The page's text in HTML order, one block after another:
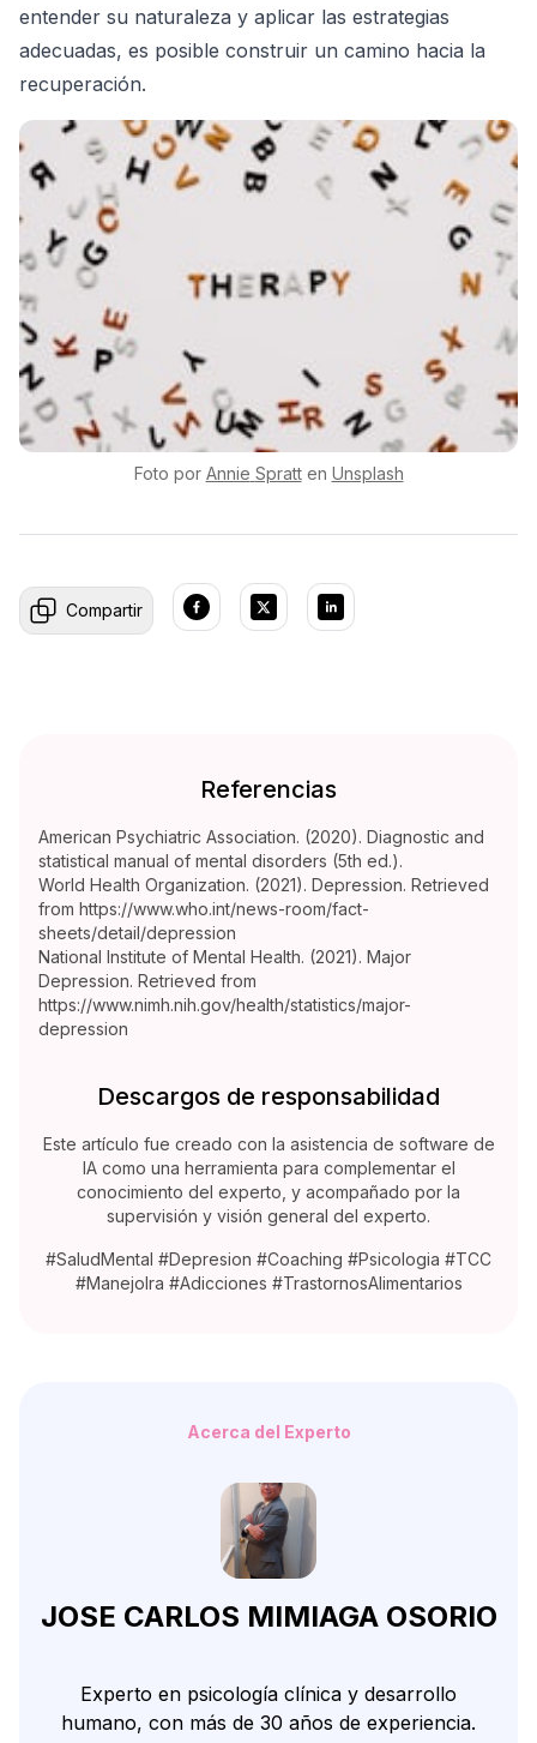
entender su naturaleza y aplicar las estrategias
adecuadas, es posible construir un camino hacia la
recuperación.
Foto por Annie Spratt en Unsplash
Compartir
Referencias
American Psychiatric Association. (2020). Diagnostic and
statistical manual of mental disorders (5th ed.).
World Health Organization. (2021). Depression. Retrieved
from https://www.who.int/news-room/fact-
sheets/detail/depression
National Institute of Mental Health. (2021). Major
Depression. Retrieved from
https://www.nimh.nih.gov/health/statistics/major-
depression
Descargos de responsabilidad
Este artículo fue creado con la asistencia de software de
IA como una herramienta para complementar el
conocimiento del experto, y acompañado por la
supervisión y visión general del experto.
#SaludMental #Depresion #Coaching #Psicologia #TCC
#ManejoIra #Adicciones #TrastornosAlimentarios
Acerca del Experto
JOSE CARLOS MIMIAGA OSORIO
Experto en psicología clínica y desarrollo
humano, con más de 30 años de experiencia.